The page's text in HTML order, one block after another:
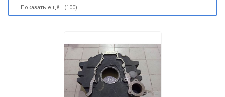
Показать ещё...(100)